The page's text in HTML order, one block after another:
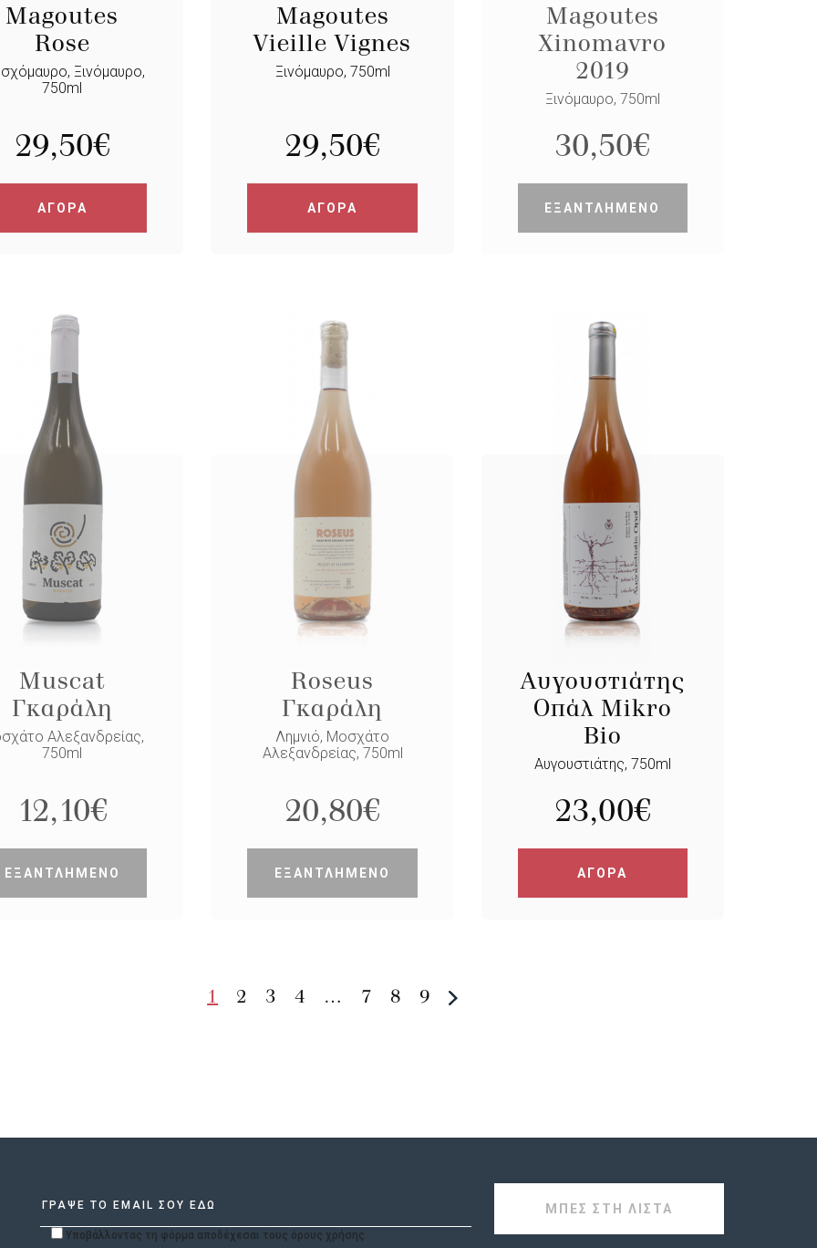
Magoutes
Rose
Ξινόμαυρο,
750ml
29,50€
ΑΓΟΡΑ
Magoutes
Vieille Vignes
Ξινόμαυρο, 750ml
29,50€
ΑΓΟΡΑ
Magoutes
Xinomavro
2019
Ξινόμαυρο, 750ml
30,50€
ΕΞΑΝΤΛΗΜΕΝΟ
Muscat
Γκαράλη
Αλεξανδρείας,
750ml
12,10€
ΕΞΑΝΤΛΗΜΕΝΟ
Roseus
Γκαράλη
Λημνιό, Μοσχάτο
Αλεξανδρείας, 750ml
20,80€
ΕΞΑΝΤΛΗΜΕΝΟ
Αυγουστιάτης
Οπάλ Mikro
Bio
Αυγουστιάτης, 750ml
23,00€
ΑΓΟΡΑ
1 2 3 4 … 7 8 9
Υποβάλλοντας τη φόρμα αποδέχεσαι τους όρους χρήσης